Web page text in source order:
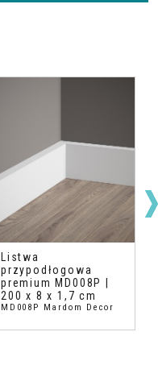
Listwa
przypodłogowa
premium MD008P |
200 x 8 x 1,7 cm
MD008P Mardom Decor